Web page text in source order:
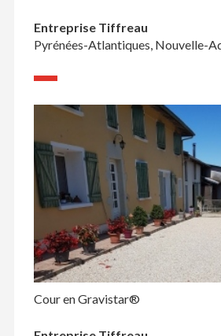
Entreprise Tiffreau
Pyrénées-Atlantiques, Nouvelle-
Cour en Gravistar®